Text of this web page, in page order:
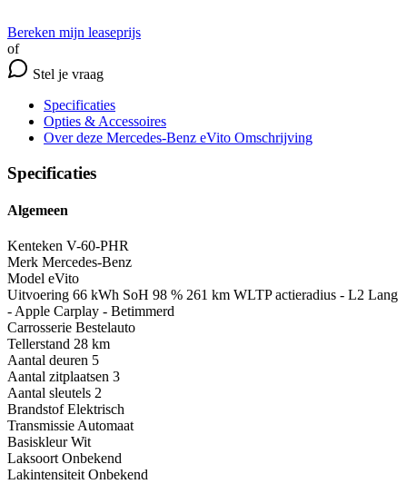
Bereken mijn leaseprijs
of
Stel je vraag
Specificaties
Opties & Accessoires
Over deze Mercedes-Benz eVito Omschrijving
Specificaties
Algemeen
Kenteken V-60-PHR
Merk Mercedes-Benz
Model eVito
Uitvoering 66 kWh SoH 98 % 261 km WLTP actieradius - L2 Lang
- Apple Carplay - Betimmerd
Carrosserie Bestelauto
Tellerstand 28 km
Aantal deuren 5
Aantal zitplaatsen 3
Aantal sleutels 2
Brandstof Elektrisch
Transmissie Automaat
Basiskleur Wit
Laksoort Onbekend
Lakintensiteit Onbekend